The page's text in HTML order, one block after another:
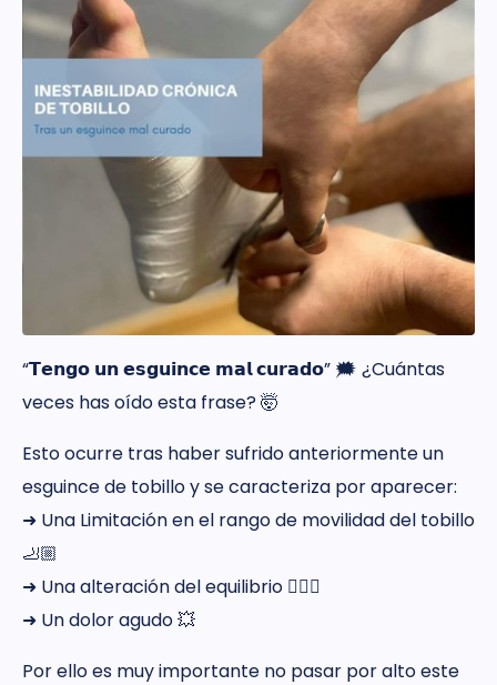
“𝗧𝗲𝗻𝗴𝗼 𝘂𝗻 𝗲𝘀𝗴𝘂𝗶𝗻𝗰𝗲 𝗺𝗮𝗹 𝗰𝘂𝗿𝗮𝗱𝗼” 🗯️ ¿Cuántas
veces has oído esta frase? 🤯
Esto ocurre tras haber sufrido anteriormente un
esguince de tobillo y se caracteriza por aparecer:
➜ Una Limitación en el rango de movilidad del tobillo
🦶🏼
➜ Una alteración del equilibrio 🏃🏻‍♀️
➜ Un dolor agudo 💥
Por ello es muy importante no pasar por alto este